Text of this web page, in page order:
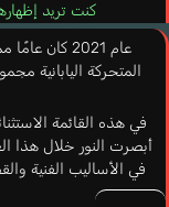
كنت تريد
عام 2021
المتحركة اليابانية
في هذه القائمة
أبصرت النور خلال هذا
في الأساليب الفنية